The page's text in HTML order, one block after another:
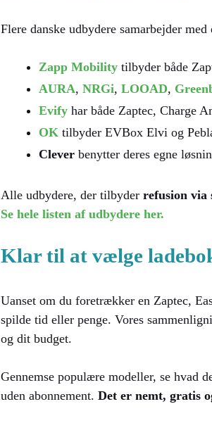
Flere danske udbydere samarbejder
Zapp Mobility tilbyder både
AURA, NRGi, LOOAD,
Evify har både Zaptec, Charge
OK tilbyder EVBox Elvi og
Clever benytter deres egne
Alle udbydere, der tilbyder refusion via
Se hele listen af udbydere her.
Klar til at vælge
Uanset om du foretrækker en Zaptec,
spilde tid eller penge. Vores
og dit budget.
Gennemse populære modeller, se hvad
uden abonnement. Det er nemt, gratis